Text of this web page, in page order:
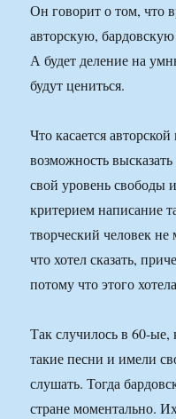
Он говорит о том, что
авторскую,
А будет деление на
будут цениться.
Что касается
возможность
свой уровень свободы
критерием написание
творческий человек
что хотел сказать,
потому что этого
Так случилось в 60-ые,
такие песни и имели
слушать. Тогда
стране моментально.